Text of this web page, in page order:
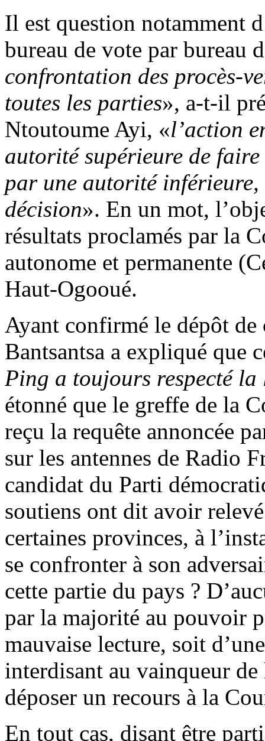
Il est question notamment
bureau de vote par bureau
confrontation des procès-
toutes les parties», a-t-il
Ntoutoume Ayi, «l’action
autorité supérieure de
par une autorité
décision». En un mot,
résultats proclamés par la
autonome et permanente
Haut-Ogooué.
Ayant confirmé le dépôt de
Bantsantsa a expliqué que
Ping a toujours respecté la
étonné que le greffe de la
reçu la requête annoncée
sur les antennes de Radio
candidat du Parti
soutiens ont dit avoir
certaines provinces, à
se confronter à son
cette partie du pays ?
par la majorité au pouvoir
mauvaise lecture, soit
interdisant au vainqueur
déposer un recours à la
En tout cas, disant être